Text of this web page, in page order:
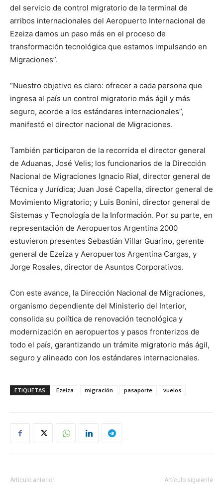
del servicio de control migratorio de la terminal de
arribos internacionales del Aeropuerto Internacional de
Ezeiza damos un paso más en el proceso de
transformación tecnológica que estamos impulsando en
Migraciones”.
“Nuestro objetivo es claro: ofrecer a cada persona que
ingresa al país un control migratorio más ágil y más
seguro, acorde a los estándares internacionales”,
manifestó el director nacional de Migraciones.
También participaron de la recorrida el director general
de Aduanas, José Velis; los funcionarios de la Dirección
Nacional de Migraciones Ignacio Rial, director general de
Técnica y Jurídica; Juan José Capella, director general de
Movimiento Migratorio; y Luis Bonini, director general de
Sistemas y Tecnología de la Información. Por su parte, en
representación de Aeropuertos Argentina 2000
estuvieron presentes Sebastián Villar Guarino, gerente
general de Ezeiza y Aeropuertos Argentina Cargas, y
Jorge Rosales, director de Asuntos Corporativos.
Con este avance, la Dirección Nacional de Migraciones,
organismo dependiente del Ministerio del Interior,
consolida su política de renovación tecnológica y
modernización en aeropuertos y pasos fronterizos de
todo el país, garantizando un trámite migratorio más ágil,
seguro y alineado con los estándares internacionales.
ETIQUETAS Ezeiza migración pasaporte vuelos
Artículo anterior Artículo siguiente